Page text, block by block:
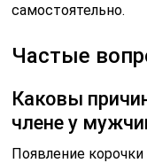
самостоятельно.
Частые
Каковы
члене у
Появление